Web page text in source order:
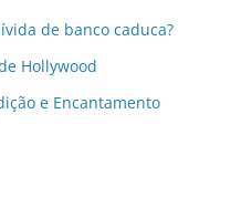
de banco caduca?
Hollywood
e Encantamento